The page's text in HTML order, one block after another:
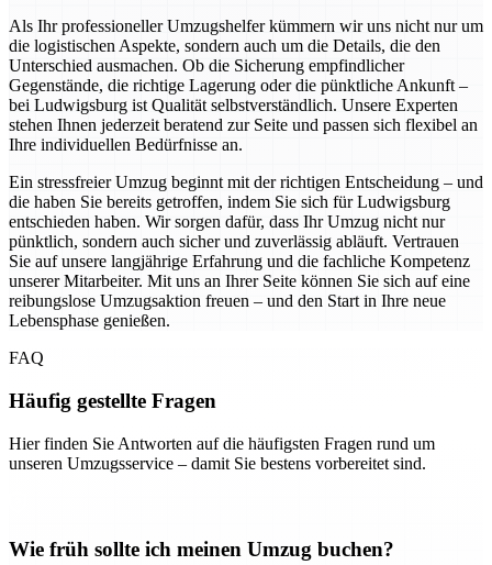
Als Ihr professioneller Umzugshelfer kümmern wir uns nicht nur um
die logistischen Aspekte, sondern auch um die Details, die den
Unterschied ausmachen. Ob die Sicherung empfindlicher
Gegenstände, die richtige Lagerung oder die pünktliche Ankunft –
bei Ludwigsburg ist Qualität selbstverständlich. Unsere Experten
stehen Ihnen jederzeit beratend zur Seite und passen sich flexibel an
Ihre individuellen Bedürfnisse an.
Ein stressfreier Umzug beginnt mit der richtigen Entscheidung – und
die haben Sie bereits getroffen, indem Sie sich für Ludwigsburg
entschieden haben. Wir sorgen dafür, dass Ihr Umzug nicht nur
pünktlich, sondern auch sicher und zuverlässig abläuft. Vertrauen
Sie auf unsere langjährige Erfahrung und die fachliche Kompetenz
unserer Mitarbeiter. Mit uns an Ihrer Seite können Sie sich auf eine
reibungslose Umzugsaktion freuen – und den Start in Ihre neue
Lebensphase genießen.
FAQ
Häufig gestellte Fragen
Hier finden Sie Antworten auf die häufigsten Fragen rund um
unseren Umzugsservice – damit Sie bestens vorbereitet sind.
Wie früh sollte ich meinen Umzug buchen?